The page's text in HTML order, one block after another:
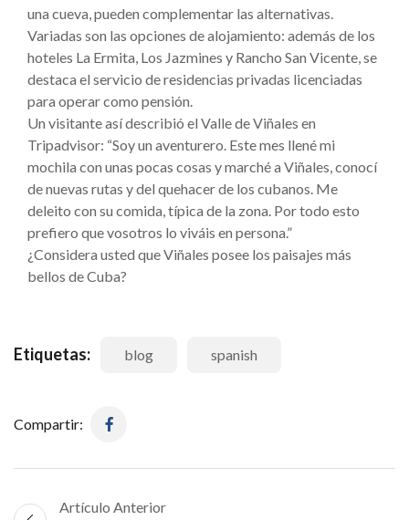
una cueva, pueden complementar las alternativas.
Variadas son las opciones de alojamiento: además de los
hoteles La Ermita, Los Jazmines y Rancho San Vicente, se
destaca el servicio de residencias privadas licenciadas
para operar como pensión.
Un visitante así describió el Valle de Viñales en
Tripadvisor: “Soy un aventurero. Este mes llené mi
mochila con unas pocas cosas y marché a Viñales, conocí
de nuevas rutas y del quehacer de los cubanos. Me
deleito con su comida, típica de la zona. Por todo esto
prefiero que vosotros lo viváis en persona.”
¿Considera usted que Viñales posee los paisajes más
bellos de Cuba?
Etiquetas: blog spanish
Compartir:
Artículo Anterior